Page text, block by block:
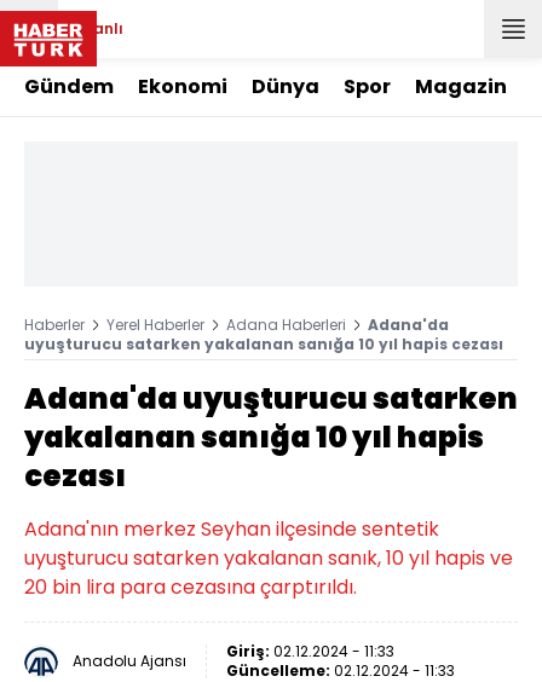
Canlı
Gündem Ekonomi Dünya Spor Magazin
Haberler Yerel Haberler Adana Haberleri
Adana'da
uyuşturucu satarken yakalanan sanığa 10 yıl hapis cezası
Adana'da uyuşturucu satarken
yakalanan sanığa 10 yıl hapis
cezası
Adana'nın merkez Seyhan ilçesinde sentetik
uyuşturucu satarken yakalanan sanık, 10 yıl hapis ve
20 bin lira para cezasına çarptırıldı.
Anadolu Ajansı Giriş: 02.12.2024 - 11:33
Güncelleme: 02.12.2024 - 11:33